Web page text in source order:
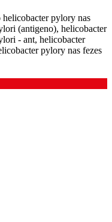
helicobacter pylory nas
(antigeno), helicobacter
- ant, helicobacter
pylory nas fezes